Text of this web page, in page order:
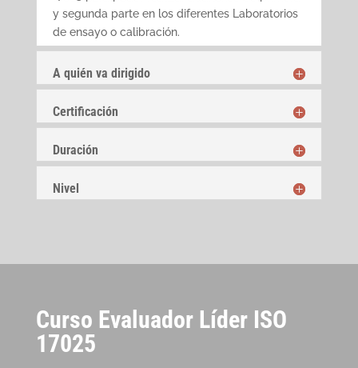
y segunda parte en los diferentes Laboratorios
de ensayo o calibración.
A quién va dirigido
Certificación
Duración
Nivel
Curso Evaluador Líder ISO
17025